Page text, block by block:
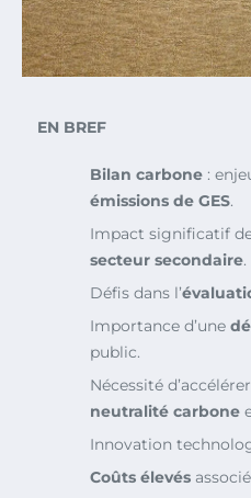
EN BREF
Bilan carbone :
émissions de GES.
Impact significatif
secteur secondaire.
Défis dans l’
Importance d’une
public.
Nécessité
neutralité carbone
Innovation
Coûts élevés